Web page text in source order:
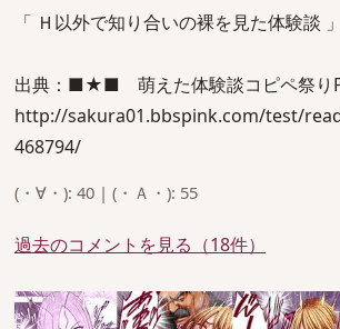
「 Ｈ以外で知り合いの裸を見た体験談 」
出典：■★■ 萌えた体験談コピペ祭
http://sakura01.bbspink.com/test/
468794/
(・∀・): 40 | (・Ａ・): 55
過去のコメントを見る（18件）